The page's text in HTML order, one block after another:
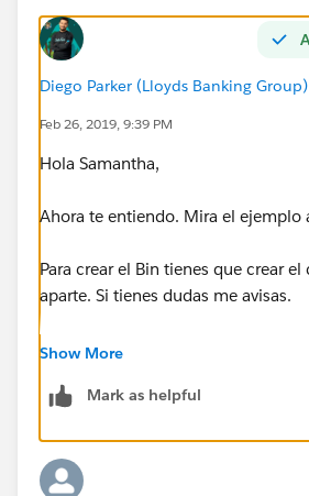
Diego Parker (Lloyds Banking Group)
Feb 26, 2019, 9:39 PM
Hola Samantha,
Ahora te entiendo. Mira el ejemplo
Para crear el Bin tienes que crear el
aparte. Si tienes dudas me avisas.
Espero te sirva. Si te sirve, me
usuarios puedan encontrarla.
Saludos,
Diego
Show More
Mark as helpful